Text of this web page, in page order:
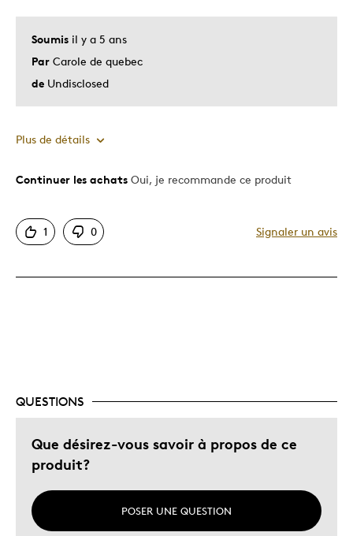
Soumis il y a 5 ans
Par Carole de quebec
de Undisclosed
Plus de détails
Le pour
Motif attrayant
Très bonne qualité
Cadeau pour adulte
Décrivez-vous Chasseur d'aubaines
Continuer les achats Oui, je recommande ce produit
1 0 Signaler un avis
QUESTIONS
Que désirez-vous savoir à propos de ce
produit?
POSER UNE QUESTION